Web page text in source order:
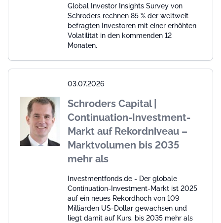
Global Investor Insights Survey von
Schroders rechnen 85 % der weltweit
befragten Investoren mit einer erhöhten
Volatilität in den kommenden 12
Monaten.
03.07.2026
Schroders Capital |
Continuation-Investment-
Markt auf Rekordniveau –
Marktvolumen bis 2035
mehr als
Investmentfonds.de - Der globale
Continuation-Investment-Markt ist 2025
auf ein neues Rekordhoch von 109
Milliarden US-Dollar gewachsen und
liegt damit auf Kurs, bis 2035 mehr als